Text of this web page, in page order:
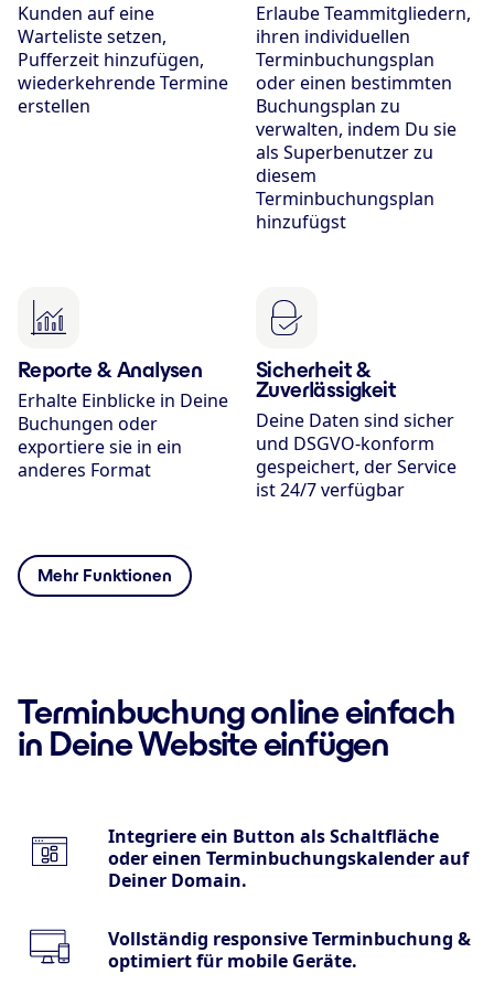
Kunden auf eine
Warteliste setzen,
Pufferzeit hinzufügen,
wiederkehrende Termine
erstellen
Erlaube Teammitgliedern,
ihren individuellen
Terminbuchungsplan
oder einen bestimmten
Buchungsplan zu
verwalten, indem Du sie
als Superbenutzer zu
diesem
Terminbuchungsplan
hinzufügst
Reporte & Analysen
Erhalte Einblicke in Deine
Buchungen oder
exportiere sie in ein
anderes Format
Sicherheit &
Zuverlässigkeit
Deine Daten sind sicher
und DSGVO-konform
gespeichert, der Service
ist 24/7 verfügbar
Mehr Funktionen
Terminbuchung online einfach
in Deine Website einfügen
Integriere ein Button als Schaltfläche
oder einen Terminbuchungskalender auf
Deiner Domain.
Vollständig responsive Terminbuchung &
optimiert für mobile Geräte.